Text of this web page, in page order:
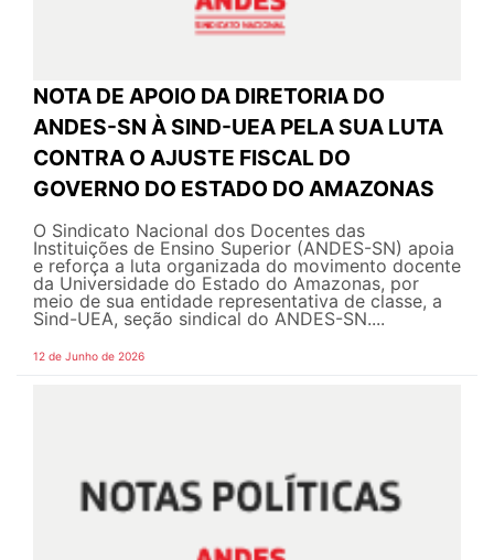
NOTA DE APOIO DA DIRETORIA DO
ANDES-SN À SIND-UEA PELA SUA LUTA
CONTRA O AJUSTE FISCAL DO
GOVERNO DO ESTADO DO AMAZONAS
O Sindicato Nacional dos Docentes das
Instituições de Ensino Superior (ANDES-SN) apoia
e reforça a luta organizada do movimento docente
da Universidade do Estado do Amazonas, por
meio de sua entidade representativa de classe, a
Sind-UEA, seção sindical do ANDES-SN....
12 de Junho de 2026